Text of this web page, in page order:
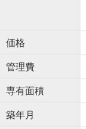
価格
管理費
専有面積
築年月